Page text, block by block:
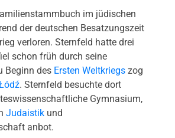
im jüdischen
der deutschen Besatzungszeit
verloren. Sternfeld hatte drei
schon früh durch seine
Beginn des Ersten Weltkriegs zog
. Sternfeld besuchte dort
Gymnasium,
Judaistik und
anbot.